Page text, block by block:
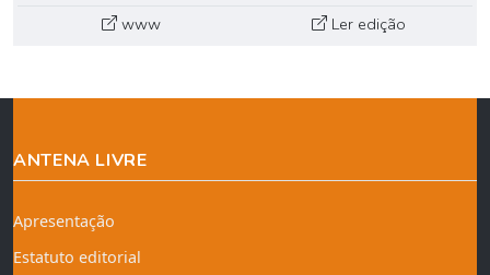
www Ler edição
ANTENA LIVRE
Apresentação
Estatuto editorial